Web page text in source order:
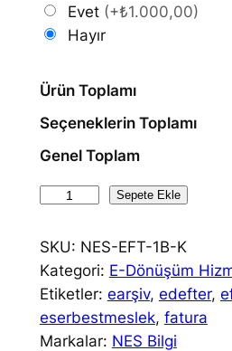
Evet (+₺1.000,00)
Hayır
Ürün Toplamı
Seçeneklerin Toplamı
Genel Toplam
F
a
t
u
r
Sepete Ekle
SKU: NES-EFT-1B-K
Kategori: E-Dönüşüm
Etiketler: earşiv, edefter,
eserbestmeslek, fatura
Markalar: NES Bilgi